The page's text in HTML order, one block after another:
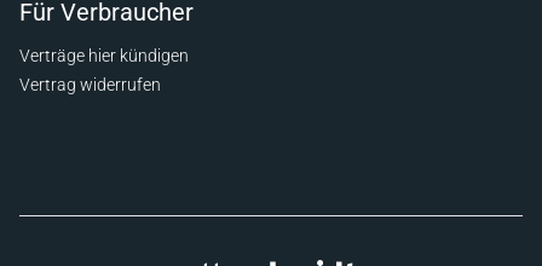
Für Verbraucher
Verträge hier kündigen
Vertrag widerrufen